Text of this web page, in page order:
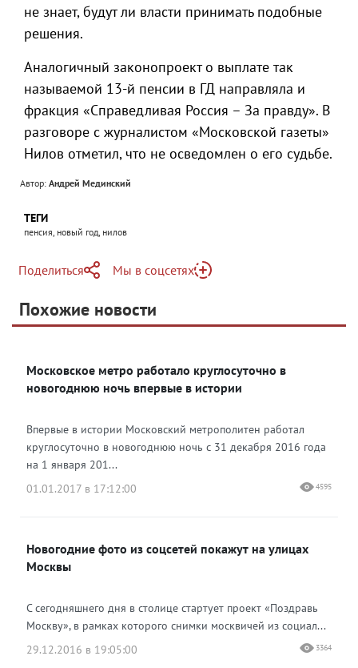
не знает, будут ли власти принимать подобные
решения.
Аналогичный законопроект о выплате так
называемой 13-й пенсии в ГД направляла и
фракция «Справедливая Россия – За правду». В
разговоре с журналистом «Московской газеты»
Нилов отметил, что не осведомлен о его судьбе.
Автор: Андрей Мединский
ТЕГИ
пенсия, новый год, нилов
Поделиться
Telegram
Одноклассники
Мы в соцсетях
Яндекс Дзен
Похожие новости
Московское метро работало круглосуточно в
новогоднюю ночь впервые в истории
Впервые в истории Московский метрополитен работал
круглосуточно в новогоднюю ночь с 31 декабря 2016 года
на 1 января 201...
01.01.2017 в 17:12:00
4595
Новогодние фото из соцсетей покажут на улицах
Москвы
С сегодняшнего дня в столице стартует проект «Поздравь
Москву», в рамках которого снимки москвичей из социал...
29.12.2016 в 19:05:00
3364